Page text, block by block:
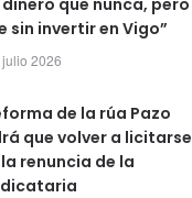
sin invertir en Vigo”
2026
de la rúa Pazo
que volver a licitarse
renuncia de la